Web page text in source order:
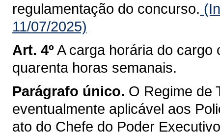
regulamentação do concurso.
11/07/2025)
Art. 4º A carga horária do cargo
quarenta horas semanais.
Parágrafo único. O Regime de
eventualmente aplicável aos
ato do Chefe do Poder